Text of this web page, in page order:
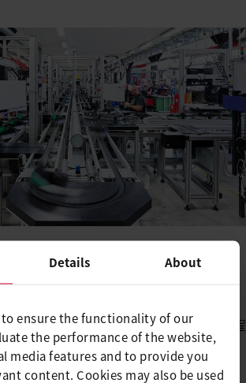
Details About
to ensure the functionality of our
the performance of the website,
media features and to provide you
content. Cookies may also be used
全球市场和技术的领导者，其设备和机
的热塑性塑料。自1967年以来，莱丹技
风模块和鼓风机的市场领导者，为工业过程
年扩大了产品组合，推出了功能强大的红